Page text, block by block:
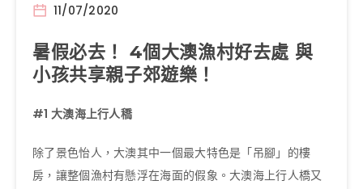
11/07/2020
暑假必去！ 4個大澳漁村好去處 與
小孩共享親子郊遊樂！
#1 大澳海上行人穚
除了景色怡人，大澳其中一個最大特色是「吊腳」的樓
房，讓整個漁村有懸浮在海面的假象。大澳海上行人橋又